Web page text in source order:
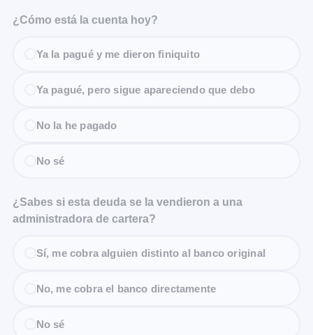
¿Cómo está la cuenta hoy?
Ya la pagué y me dieron finiquito
Ya pagué, pero sigue apareciendo que debo
No la he pagado
No sé
¿Sabes si esta deuda se la vendieron a una
administradora de cartera?
Sí, me cobra alguien distinto al banco original
No, me cobra el banco directamente
No sé